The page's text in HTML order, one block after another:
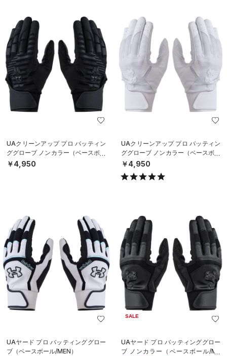
UAクリーンアップ プロ バッティン
ググローブ ノンカラー（ベースボー
ル/MEN）
￥4,950
UAクリーンアップ プロ バッティン
ググローブ ノンカラー（ベースボー
ル/MEN）
￥4,950
UAヤード プロ バッティンググロー
ブ（ベースボール/MEN）
SALE
UAヤード プロ バッティンググロー
ブ ノンカラー（ベースボール/ME